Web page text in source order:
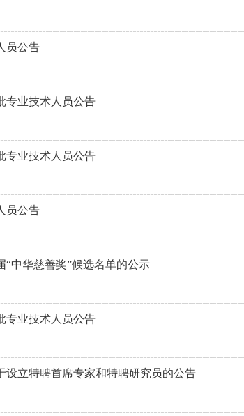
员公告
专业技术人员公告
专业技术人员公告
员公告
中华慈善奖”候选名单的公示
专业技术人员公告
设立特聘首席专家和特聘研究员的公告